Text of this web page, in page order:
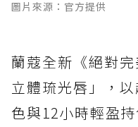
圖片來源：官方提供
蘭蔻全新《絕對
立體琉光唇」，
色與12小時輕盈